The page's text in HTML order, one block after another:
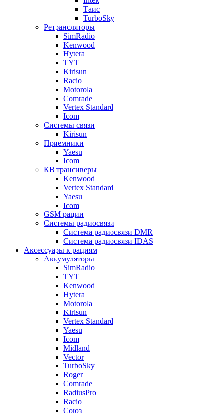
Таис
TurboSky
Ретрансляторы
SimRadio
Kenwood
Hytera
TYT
Kirisun
Racio
Motorola
Comrade
Vertex Standard
Icom
Системы связи
Kirisun
Приемники
Yaesu
Icom
КВ трансиверы
Kenwood
Vertex Standard
Yaesu
Icom
GSM рации
Системы радиосвязи
Система радиосвязи DMR
Система радиосвязи IDAS
Аксессуары к рациям
Аккумуляторы
SimRadio
TYT
Kenwood
Hytera
Motorola
Kirisun
Vertex Standard
Yaesu
Icom
Midland
Vector
TurboSky
Roger
Comrade
RadiusPro
Racio
Союз